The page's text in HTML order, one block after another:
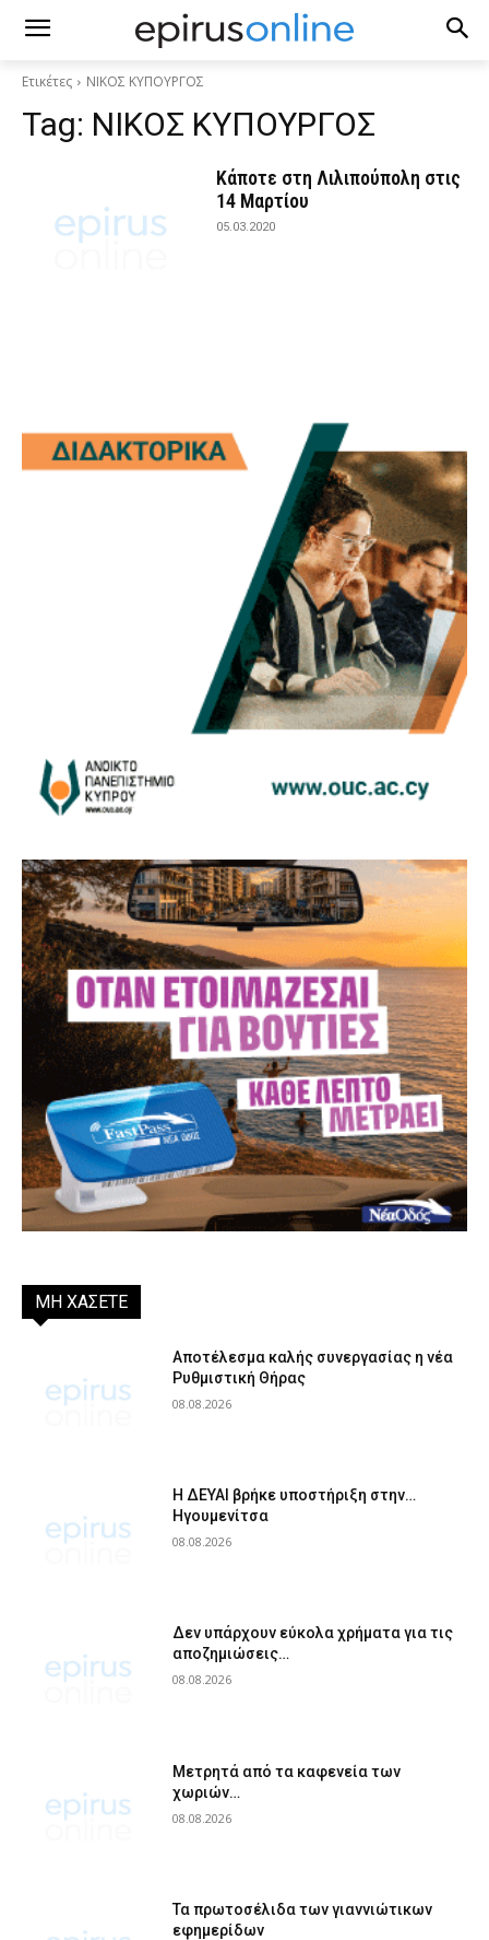
Ετικέτες ΝΙΚΟΣ ΚΥΠΟΥΡΓΟΣ
Tag: ΝΙΚΟΣ ΚΥΠΟΥΡΓΟΣ
Κάποτε στη Λιλιπούπολη στις
14 Μαρτίου
05.03.2020
ΜΗ ΧΑΣΕΤΕ
Αποτέλεσμα καλής συνεργασίας η νέα
Ρυθμιστική Θήρας
08.08.2026
Η ΔΕΥΑΙ βρήκε υποστήριξη στην…
Ηγουμενίτσα
08.08.2026
Δεν υπάρχουν εύκολα χρήματα για τις
αποζημιώσεις…
08.08.2026
Μετρητά από τα καφενεία των
χωριών…
08.08.2026
Τα πρωτοσέλιδα των γιαννιώτικων
εφημερίδων